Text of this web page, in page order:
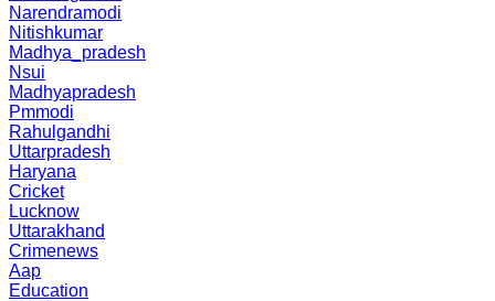
Narendramodi
Nitishkumar
Madhya_pradesh
Nsui
Madhyapradesh
Pmmodi
Rahulgandhi
Uttarpradesh
Haryana
Cricket
Lucknow
Uttarakhand
Crimenews
Aap
Education